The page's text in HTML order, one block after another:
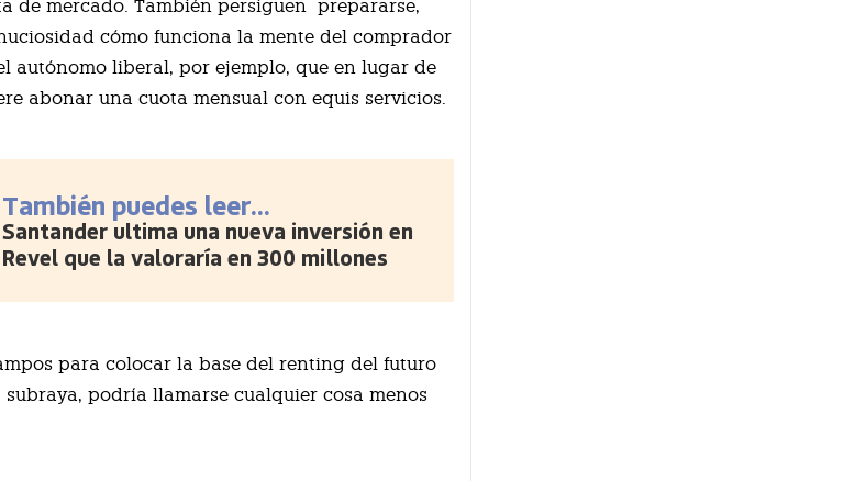
de mercado. También persiguen prepararse,
cómo funciona la mente del comprador
autónomo liberal, por ejemplo, que en lugar de
abonar una cuota mensual con equis servicios.
También puedes leer...
Santander ultima una nueva inversión en
Revel que la valoraría en 300 millones
para colocar la base del renting del futuro
subraya, podría llamarse cualquier cosa menos